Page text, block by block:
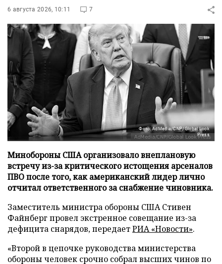
6 августа 2026, 10:11 7
Фото: AdMedia/CNP/Global Look
Press
Минобороны США организовало внеплановую
встречу из-за критического истощения арсеналов
ПВО после того, как американский лидер лично
отчитал ответственного за снабжение чиновника.
Заместитель министра обороны США Стивен
Файнберг провел экстренное совещание из-за
дефицита снарядов, передаетРИА «Новости».
«Второй в цепочке руководства министерства
обороны человек срочно собрал высших чинов по